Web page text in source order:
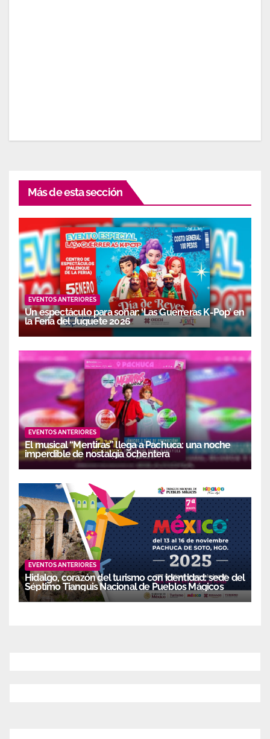
Más de esta sección
EVENTOS ANTERIORES
Un espectáculo para soñar: ‘Las Guerreras K-Pop’ en
la Feria del Juguete 2026
EVENTOS ANTERIORES
El musical “Mentiras” llega a Pachuca: una noche
imperdible de nostalgia ochentera
EVENTOS ANTERIORES
Hidalgo, corazón del turismo con identidad: sede del
Séptimo Tianguis Nacional de Pueblos Mágicos